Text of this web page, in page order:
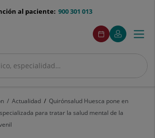
900 301 013
al paciente:
menuAcceso
Pedir
cita
Enlace
a
una
externa.
Mi
Quirónsalud
Este
enlace
se
en
ventana
Menú
Actualidad
Quirónsalud Huesca pone en
para tratar la salud mental de la